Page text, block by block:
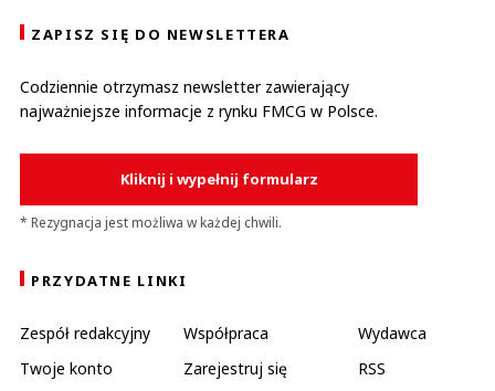
ZAPISZ SIĘ DO NEWSLETTERA
Codziennie otrzymasz newsletter zawierający
najważniejsze informacje z rynku FMCG w Polsce.
Kliknij i wypełnij formularz
* Rezygnacja jest możliwa w każdej chwili.
PRZYDATNE LINKI
Zespół redakcyjny Współpraca
Wydawca
Twoje konto
Zarejestruj się
RSS